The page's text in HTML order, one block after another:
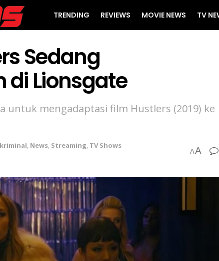
TRENDING REVIEWS MOVIE NEWS TV
Sedang
Lionsgate
untuk mengadaptasi film Hustlers (2019) ke
kriminal, News, Streaming, TV Shows
AA